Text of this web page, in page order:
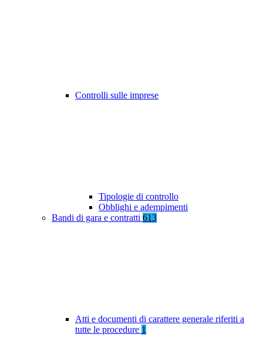
Controlli sulle imprese
Tipologie di controllo
Obblighi e adempimenti
Bandi di gara e contratti 613
Atti e documenti di carattere generale riferiti a
tutte le procedure 1